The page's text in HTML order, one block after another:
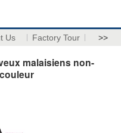
Us Factory Tour >>
malaisiens non-